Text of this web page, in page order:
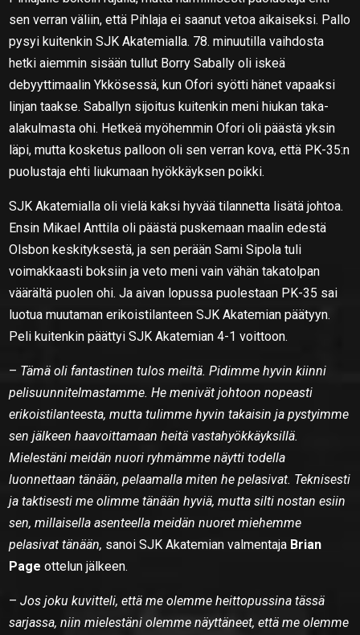
sen verran väliin, että Pihlaja ei saanut vetoa aikaiseksi. Pallo
pysyi kuitenkin SJK Akatemialla. 78. minuutilla vaihdosta
hetki aiemmin sisään tullut Borry Sabally oli iskeä
debyyttimaalin Ykkösessä, kun Ofori syötti hänet vapaaksi
linjan taakse. Saballyn sijoitus kuitenkin meni hiukan taka-
alakulmasta ohi. Hetkeä myöhemmin Ofori oli päästä yksin
läpi, mutta kosketus palloon oli sen verran kova, että PK-35:n
puolustaja ehti liukumaan hyökkäyksen poikki.
SJK Akatemialla oli vielä kaksi hyvää tilannetta lisätä johtoa.
Ensin Mikael Anttila oli päästä puskemaan maalin edestä
Olsbon keskityksestä, ja sen perään Sami Sipola tuli
voimakkaasti boksiin ja veto meni vain vähän takatolpan
väärältä puolen ohi. Ja aivan lopussa puolestaan PK-35 sai
luotua muutaman erikoistilanteen SJK Akatemian päätyyn.
Peli kuitenkin päättyi SJK Akatemian 4-1 voittoon.
– Tämä oli fantastinen tulos meiltä. Pidimme hyvin kiinni
pelisuunnitelmastamme. He menivät johtoon nopeasti
erikoistilanteesta, mutta tulimme hyvin takaisin ja pystyimme
sen jälkeen haavoittamaan heitä vastahyökkäyksillä.
Mielestäni meidän nuori ryhmämme näytti todella
luonnettaan tänään, pelaamalla miten he pelasivat. Teknisesti
ja taktisesti me olimme tänään hyviä, mutta silti nostan esiin
sen, millaisella asenteella meidän nuoret miehemme
pelasivat tänään, sanoi SJK Akatemian valmentaja Brian
Page ottelun jälkeen.
–Jos joku kuvitteli, että me olemme heittopussina tässä
sarjassa, niin mielestäni olemme näyttäneet, että me olemme